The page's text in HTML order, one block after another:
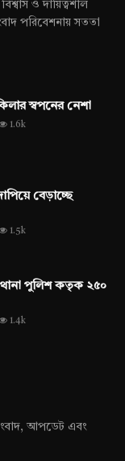
ও দায়িত্বশীল
পরিবেশনায় সততা
স্বপনের নেশা
1.6k
বেড়াচ্ছে
1.5k
পুলিশ কতৃক ২৫০
1.4k
আপডেট এবং